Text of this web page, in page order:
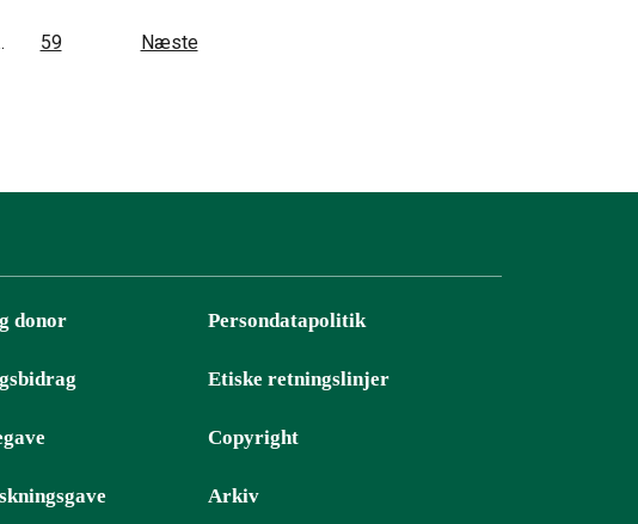
59 Næste
donor Persondatapolitik
Etiske retningslinjer
Copyright
Arkiv